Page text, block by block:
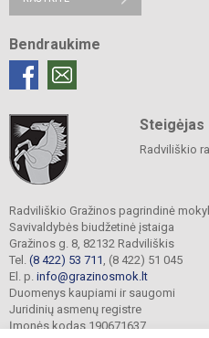
Bendraukime
Steigėjas
Radviliškio
Radviliškio Gražinos pagrindinė
Savivaldybės biudžetinė įstaiga
Gražinos g. 8, 82132 Radviliškis
Tel. (8 422) 53 711 , (8 422) 51 045
El. p. info@grazinosmok.lt
Duomenys kaupiami ir saugomi
Juridinių asmenų registre
Įmonės kodas 190671637